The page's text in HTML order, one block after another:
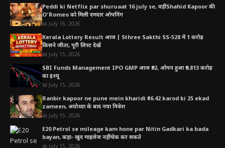
Peddi ki Netflix par shuruaat 16 july se, वहीं Shahid Kapoor की
O’Romeo को मिली दमदार ओपनिंग
📅 July 16, 2026
Kerala Lottery Result आज | Sthree Sakthi SS-528 में 1 करोड़
किसने जीता, पूरी लिस्ट देखें
📅 July 15, 2026
SBI Funds Management IPO GMP आज ₹92, ओपन हुआ ₹9,813 करोड़
का इश्यू
📅 July 15, 2026
Ranbir kapoor ne pune mein kharidi ₹16.42 karod ki 25 ekad
zameen, अयोध्या के बाद नया निवेश
📅 July 15, 2026
E20 Petrol se mileage kam hone par Nitin Gadkari ka bada
bayan, कहा- खुद माइलेज नहीं चेक कर सकते